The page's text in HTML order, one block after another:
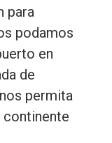
para
podamos
en
de
permita
continente